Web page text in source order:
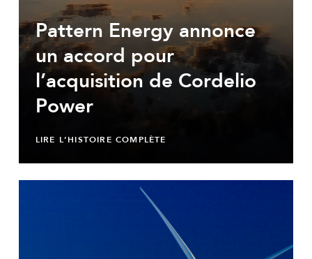
Pattern Energy annonce
un accord pour
l’acquisition de Cordelio
Power
LIRE L’HISTOIRE COMPLÈTE